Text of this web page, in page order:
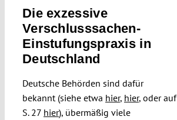
Die exzessive
Verschlusssachen-
Einstufungspraxis in
Deutschland
Deutsche Behörden sind dafür
bekannt (siehe etwa hier, hier, oder auf
S. 27 hier), übermäßig viele